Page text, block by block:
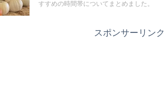
すすめの時間帯についてまとめました。
スポンサーリンク